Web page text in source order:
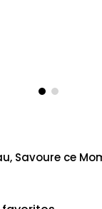
Savoure ce